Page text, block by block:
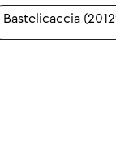
Bastelicaccia